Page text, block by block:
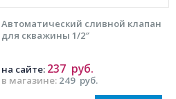
Автоматический сливной клапан
для скважины 1/2″
в магазине: 249 руб.
на сайте: 237 руб.